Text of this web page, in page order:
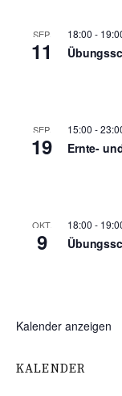
SEP.
11
18:00 -
SEP.
19
15:00 -
Ernte-
OKT.
9
18:00 -
Kalender anzeigen
KALENDER